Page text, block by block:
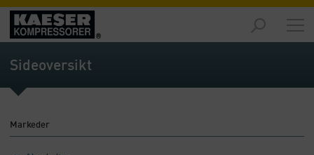
Markeder
-
Oversikt
Oversikt
Sideoversikt
Markeder